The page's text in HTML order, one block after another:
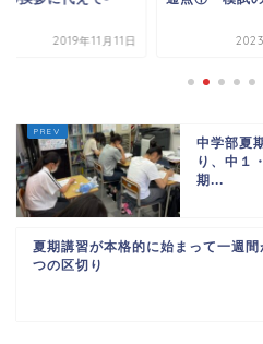
2019年11月11日
中学部夏
り、中１
期...
夏期講習が本格的に始まって一週間
つの区切り